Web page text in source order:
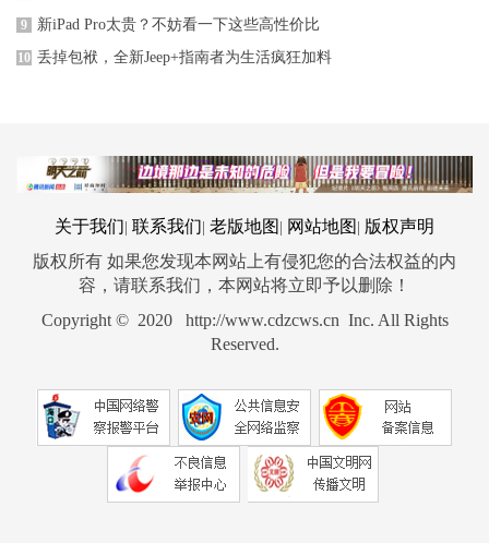
9 新iPad Pro太贵？不妨看一下这些高性价比
10 丢掉包袱，全新Jeep+指南者为生活疯狂加料
关于我们 联系我们 老版地图 网站地图
版权声明
版权所有 如果您发现本网站上有侵犯您的合法权益的内
容，请联系我们，本网站将立即予以删除！
Copyright © 2020 http://www.cdzcws.cn Inc. All Rights
Reserved.